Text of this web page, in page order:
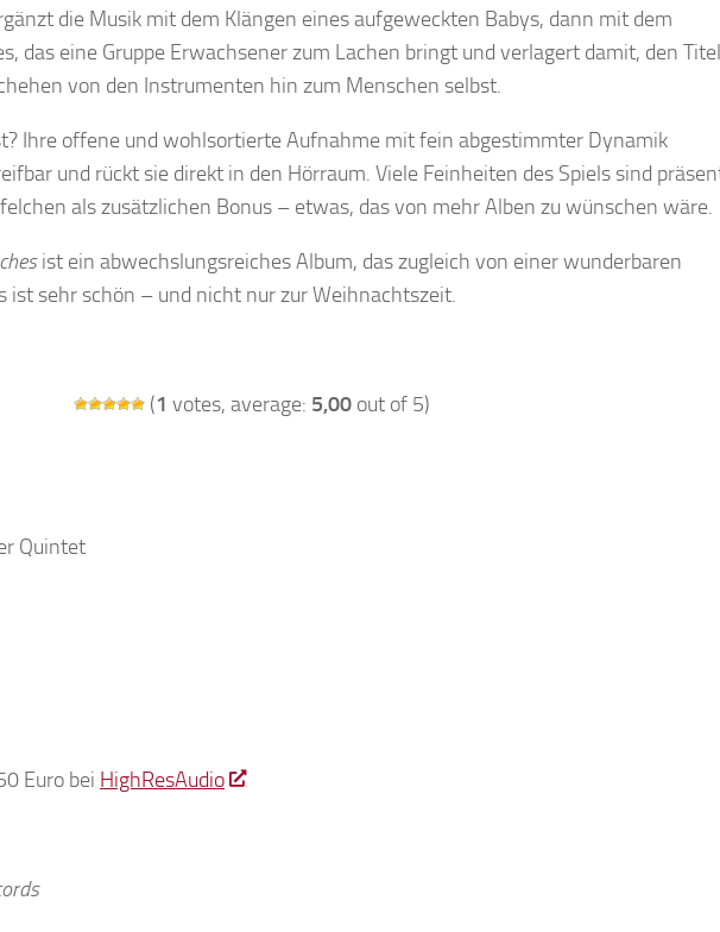
die Musik mit dem Klängen eines aufgeweckten Babys, dann mit dem
das eine Gruppe Erwachsener zum Lachen bringt und verlagert damit, den Titel
von den Instrumenten hin zum Menschen selbst.
Ihre offene und wohlsortierte Aufnahme mit fein abgestimmter Dynamik
und rückt sie direkt in den Hörraum. Viele Feinheiten des Spiels sind
als zusätzlichen Bonus – etwas, das von mehr Alben zu wünschen wäre.
ist ein abwechslungsreiches Album, das zugleich von einer wunderbaren
ist sehr schön – und nicht nur zur Weihnachtszeit.
(1 votes, average: 5,00 out of 5)
Quintet
Euro bei HighResAudio